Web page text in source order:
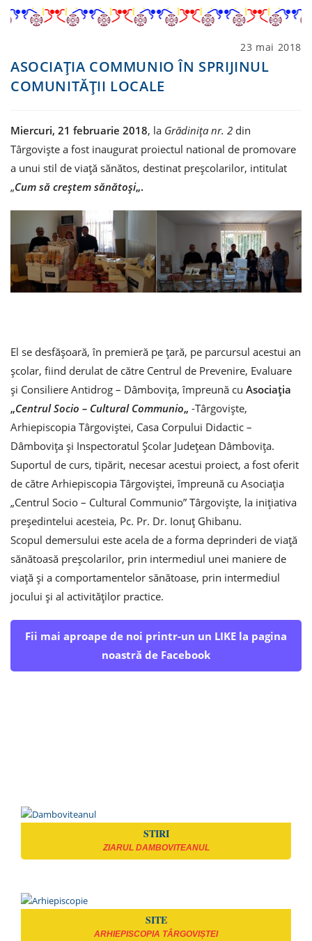
Post
published:
23 mai 2018
ASOCIAȚIA COMMUNIO ÎN SPRIJINUL
COMUNITĂȚII LOCALE
Miercuri, 21 februarie 2018, la Grădinița nr. 2 din
Târgoviște a fost inaugurat proiectul national de promovare
a unui stil de viaţă sănătos, destinat preşcolarilor, intitulat
„Cum să creştem sănătoşi„.
El se desfășoară, în premieră pe țară, pe parcursul acestui an
școlar, fiind derulat de către Centrul de Prevenire, Evaluare
şi Consiliere Antidrog – Dâmboviţa, împreună cu Asociaţia
„Centrul Socio – Cultural Communio„ -Târgovişte,
Arhiepiscopia Târgoviștei, Casa Corpului Didactic –
Dâmboviţa şi Inspectoratul Şcolar Judeţean Dâmboviţa.
Suportul de curs, tipărit, necesar acestui proiect, a fost oferit
de către Arhiepiscopia Târgoviștei, împreună cu Asociaţia
„Centrul Socio – Cultural Communio” Târgovişte, la inițiativa
președintelui acesteia, Pc. Pr. Dr. Ionuț Ghibanu.
Scopul demersului este acela de a forma deprinderi de viaţă
sănătoasă preşcolarilor, prin intermediul unei maniere de
viaţă și a comportamentelor sănătoase, prin intermediul
jocului și al activităților practice.
Fii mai aproape de noi printr-un un LIKE la pagina
noastră de Facebook
STIRI
ZIARUL DAMBOVITEANUL
SITE
ARHIEPISCOPIA TÂRGOVIȘTEI